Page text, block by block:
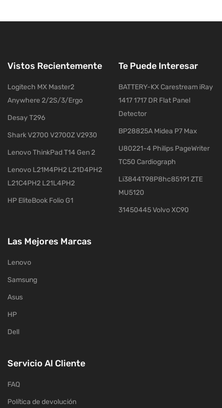
Vistos Recientemente
Logitech MX Master2
Anywhere 2/2S/3/Ergo
Desay T296
Shark V2700 V2700Z V2930
Lenovo ThinkPad T14 Gen 2
Lenovo L21M4PH2 L21D4PH2
L21C4PH2 L21L4PH2
HP EliteBook Folio G1
Te Puede Interesar
BATTERY-KX Carestream iRay
1417 1717 DR Flat Panel
Detector
BP28825A Midea P7 Max
U80221-4 Philips PageWriter
TC50 Cardiograph
Li3844T98P8hc85191 ZTE
MU5120
31450445 Volvo XC90
Las Mejores Marcas
Lenovo
Samsung
Asus
HP
Dell
Servicio Al Cliente
FAQ
Política de devolución